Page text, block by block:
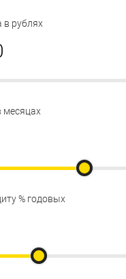
в рублях
месяцах
% годовых